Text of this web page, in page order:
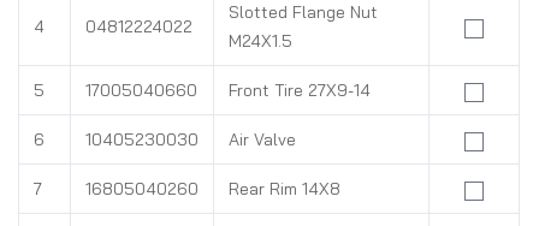
4 04812224022
Slotted Flange Nut
M24X1.5
5 17005040660 Front Tire 27X9-14
6 10405230030 Air Valve
7 16805040260 Rear Rim 14X8